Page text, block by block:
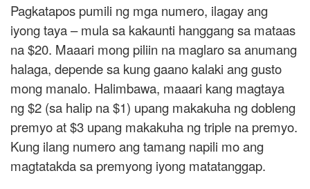
Pagkatapos pumili ng mga numero, ilagay ang
iyong taya – mula sa kakaunti hanggang sa mataas
na $20. Maaari mong piliin na maglaro sa anumang
halaga, depende sa kung gaano kalaki ang gusto
mong manalo. Halimbawa, maaari kang magtaya
ng $2 (sa halip na $1) upang makakuha ng dobleng
premyo at $3 upang makakuha ng triple na premyo.
Kung ilang numero ang tamang napili mo ang
magtatakda sa premyong iyong matatanggap.